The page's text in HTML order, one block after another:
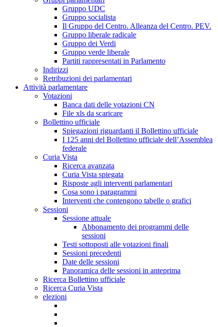
Gruppo UDC
Gruppo socialista
Il Gruppo del Centro. Alleanza del Centro. PEV.
Gruppo liberale radicale
Gruppo dei Verdi
Gruppo verde liberale
Partiti rappresentati in Parlamento
Indirizzi
Retribuzioni dei parlamentari
Attività parlamentare
Votazioni
Banca dati delle votazioni CN
File xls da scaricare
Bollettino ufficiale
Spiegazioni riguardanti il Bollettino ufficiale
I 125 anni del Bollettino ufficiale dell’Assemblea
federale
Curia Vista
Ricerca avanzata
Curia Vista spiegata
Risposte agli interventi parlamentari
Cosa sono i paragrammi
Interventi che contengono tabelle o grafici
Sessioni
Sessione attuale
Abbonamento dei programmi delle
sessioni
Testi sottoposti alle votazioni finali
Sessioni precedenti
Date delle sessioni
Panoramica delle sessioni in anteprima
Ricerca Bollettino ufficiale
Ricerca Curia Vista
elezioni